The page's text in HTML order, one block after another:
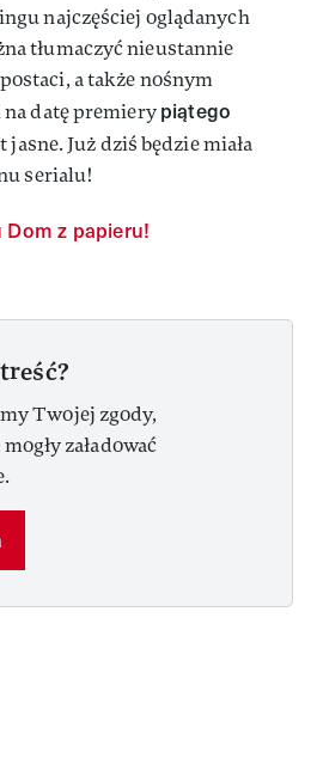
najczęściej oglądanych
tłumaczyć nieustannie
a także nośnym
datę premierypiątego
Już dziś będzie miała
serialu!
z papieru!
Twojej zgody,
załadować